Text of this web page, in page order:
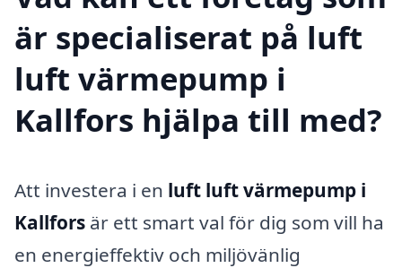
är specialiserat på luft
luft värmepump i
Kallfors hjälpa till med?
Att investera i en luft luft värmepump i
Kallfors är ett smart val för dig som vill ha
en energieffektiv och miljövänlig